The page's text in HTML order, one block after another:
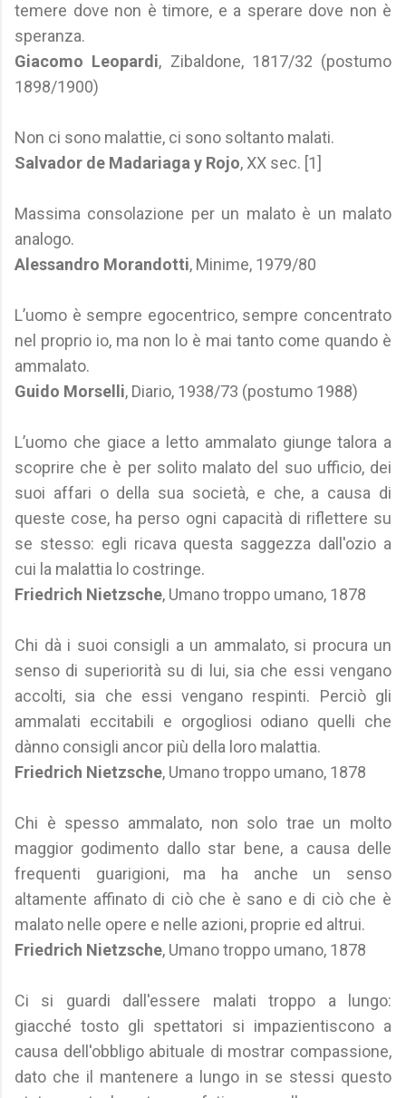
temere dove non è timore, e a sperare dove non è
speranza.
Giacomo Leopardi, Zibaldone, 1817/32 (postumo
1898/1900)
Non ci sono malattie, ci sono soltanto malati.
Salvador de Madariaga y Rojo, XX sec. [1]
Massima consolazione per un malato è un malato
analogo.
Alessandro Morandotti, Minime, 1979/80
L’uomo è sempre egocentrico, sempre concentrato
nel proprio io, ma non lo è mai tanto come quando è
ammalato.
Guido Morselli, Diario, 1938/73 (postumo 1988)
L’uomo che giace a letto ammalato giunge talora a
scoprire che è per solito malato del suo ufficio, dei
suoi affari o della sua società, e che, a causa di
queste cose, ha perso ogni capacità di riflettere su
se stesso: egli ricava questa saggezza dall'ozio a
cui la malattia lo costringe.
Friedrich Nietzsche, Umano troppo umano, 1878
Chi dà i suoi consigli a un ammalato, si procura un
senso di superiorità su di lui, sia che essi vengano
accolti, sia che essi vengano respinti. Perciò gli
ammalati eccitabili e orgogliosi odiano quelli che
dànno consigli ancor più della loro malattia.
Friedrich Nietzsche, Umano troppo umano, 1878
Chi è spesso ammalato, non solo trae un molto
maggior godimento dallo star bene, a causa delle
frequenti guarigioni, ma ha anche un senso
altamente affinato di ciò che è sano e di ciò che è
malato nelle opere e nelle azioni, proprie ed altrui.
Friedrich Nietzsche, Umano troppo umano, 1878
Ci si guardi dall'essere malati troppo a lungo:
giacché tosto gli spettatori si impazientiscono a
causa dell'obbligo abituale di mostrar compassione,
dato che il mantenere a lungo in se stessi questo